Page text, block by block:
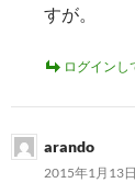
すが。
ログインし
arando
2015年1月13